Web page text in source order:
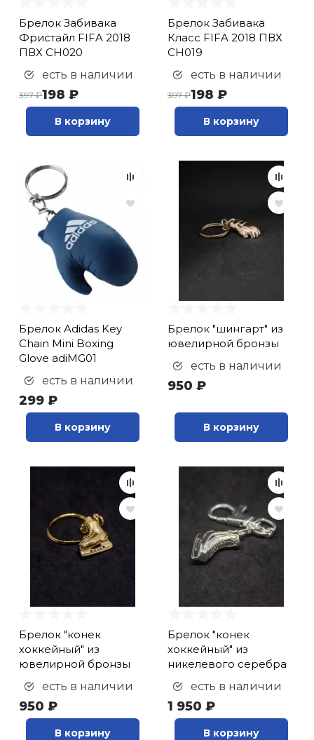
Брелок Забивака
Фристайл FIFA 2018
ПВХ CH020
есть в наличии
397 ₽198 ₽
В корзину
Брелок Забивака
Класс FIFA 2018 ПВХ
CH019
есть в наличии
397 ₽198 ₽
В корзину
Брелок Adidas Key
Chain Mini Boxing
Glove adiMG01
есть в наличии
299 ₽
В корзину
Брелок "шингарт" из
ювелирной бронзы
есть в наличии
950 ₽
В корзину
Брелок "конек
хоккейный" из
ювелирной бронзы
есть в наличии
950 ₽
В корзину
Брелок "конек
хоккейный" из
никелевого серебра
есть в наличии
1 950 ₽
В корзину